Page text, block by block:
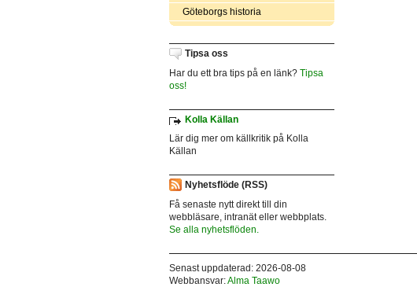
Göteborgs historia
Tipsa oss
Har du ett bra tips på en länk? Tipsa
oss!
Kolla Källan
Lär dig mer om källkritik på Kolla
Källan
Nyhetsflöde (RSS)
Få senaste nytt direkt till din
webbläsare, intranät eller webbplats.
Se alla nyhetsflöden.
Senast uppdaterad: 2026-08-08
Webbansvar:Alma Taawo